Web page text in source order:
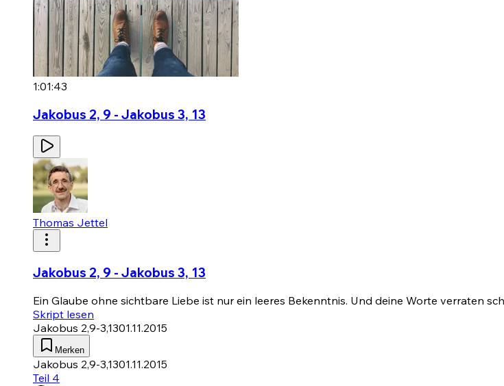
1:01:43
Jakobus 2, 9 - Jakobus 3, 13
Thomas Jettel
Jakobus 2, 9 - Jakobus 3, 13
Ein Glaube ohne sichtbare Liebe ist nur ein leeres Bekenntnis. Und deine Worte verraten
Skript lesen
Jakobus 2,9-3,1301.11.2015
Merken
Jakobus 2,9-3,1301.11.2015
Teil 4